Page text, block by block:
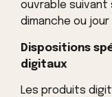
ouvrable suivant
dimanche ou
Dispositions
digitaux
Les produits